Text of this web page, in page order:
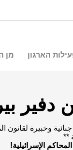
הארגון מן
دفير
وخبيرة لقانون
**
الإسرائيلية!